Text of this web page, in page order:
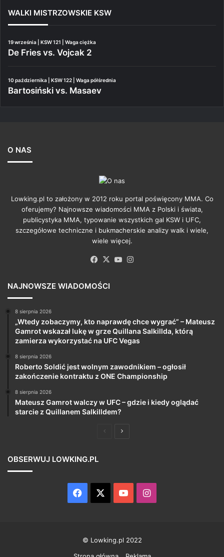
WALKI MISTRZOWSKIE KSW
19 września | KSW 121 | Waga ciężka
De Fries vs. Vojcak 2
10 października | KSW 122 | Waga półśrednia
Bartosiński vs. Masaev
O NAS
Lowking.pl to założony w 2012 roku portal poświęcony MMA. Co
oferujemy? Najnowsze wiadomości MMA z Polski i świata,
publicystyka MMA, typowanie wszystkich gal KSW i UFC,
szczegółowe techniczne i bukmacherskie analizy walk i wiele,
wiele więcej.
Facebook
X YouTube
NAJNOWSZE WIADOMOŚCI
8 sierpnia 2026
„Wtedy zobaczymy, kto naprawdę chce wygrać” – Mateusz
Gamrot wskazał lukę w grze Quillana Salkillda, którą
zamierza wykorzystać na UFC Vegas
8 sierpnia 2026
Roberto Soldić jest wolnym zawodnikiem – ogłosił
zakończenie kontraktu z ONE Championship
8 sierpnia 2026
Mateusz Gamrot walczy w UFC – gdzie i kiedy oglądać
starcie z Quillanem Salkilldem?
PoprzedniaNastępna
OBSERWUJ LOWKING.PL
Facebook YouTubeInstagram
© Lowking.pl 2022